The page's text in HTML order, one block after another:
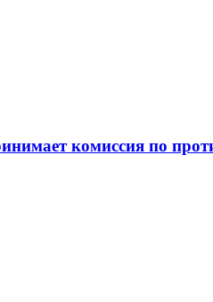
комиссия по